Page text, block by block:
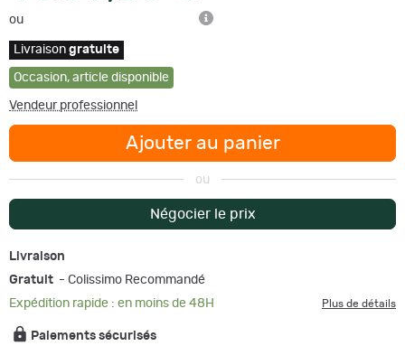
ou
Livraison gratuite
Occasion, article disponible
Vendeur professionnel
Ajouter au panier
ou
Négocier le prix
Livraison
Gratuit - Colissimo Recommandé
Expédition rapide : en moins de 48H
Plus de détails
Paiements sécurisés